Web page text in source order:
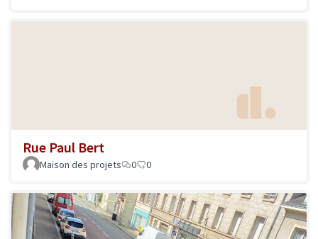
Rue Paul Bert
Maison des projets 0 0